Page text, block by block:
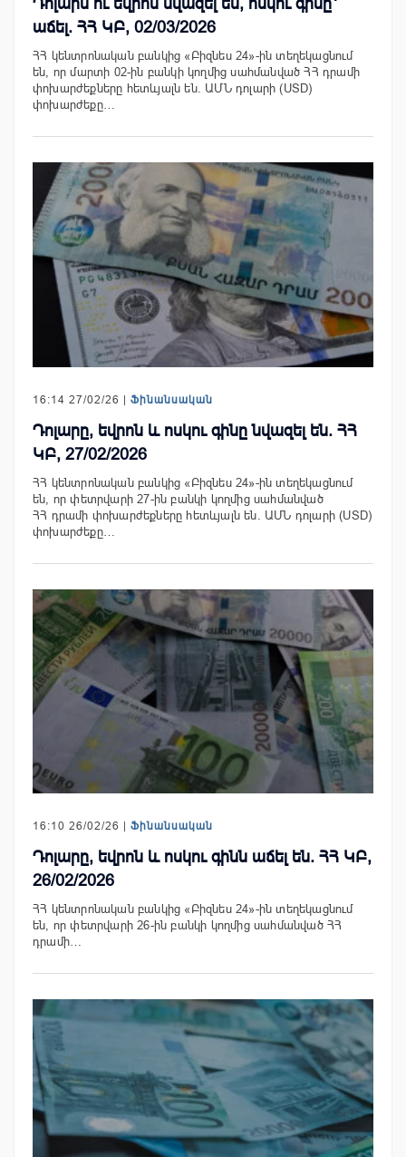
Դոլարն ու եվրոն նվազել են, ոսկու գինը՝
աճել. ՀՀ ԿԲ, 02/03/2026
ՀՀ կենտրոնական բանկից «Բիզնես 24»-ին տեղեկացնում
են, որ մարտի 02-ին բանկի կողմից սահմանված ՀՀ դրամի
փոխարժեքները հետևյալն են. ԱՄՆ դոլարի (USD)
փոխարժեքը…
16:14 27/02/26 | Ֆինանսական
Դոլարը, եվրոն և ոսկու գինը նվազել են. ՀՀ
ԿԲ, 27/02/2026
ՀՀ կենտրոնական բանկից «Բիզնես 24»-ին տեղեկացնում
են, որ փետրվարի 27-ին բանկի կողմից սահմանված
ՀՀ դրամի փոխարժեքները հետևյալն են. ԱՄՆ դոլարի (USD)
փոխարժեքը…
16:10 26/02/26 | Ֆինանսական
Դոլարը, եվրոն և ոսկու գինն աճել են. ՀՀ ԿԲ,
26/02/2026
ՀՀ կենտրոնական բանկից «Բիզնես 24»-ին տեղեկացնում
են, որ փետրվարի 26-ին բանկի կողմից սահմանված ՀՀ
դրամի…